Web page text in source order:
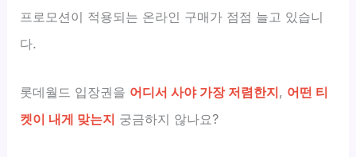
프로모션이 적용되는 온라인 구매가 점점 늘고 있습니
다.
롯데월드 입장권을 어디서 사야 가장 저렴한지, 어떤 티
켓이 내게 맞는지 궁금하지 않나요?